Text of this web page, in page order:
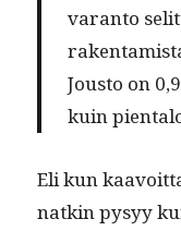
varan­to
Jous­to on
kuin
Eli kun
natkin pysyy